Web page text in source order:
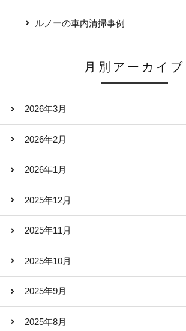
ルノーの車内清掃事例
月別アーカイブ
2026年3月
2026年2月
2026年1月
2025年12月
2025年11月
2025年10月
2025年9月
2025年8月